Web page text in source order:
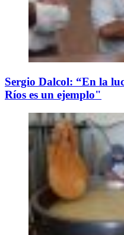
Sergio Dalcol: “En la
Ríos es un ejemplo"